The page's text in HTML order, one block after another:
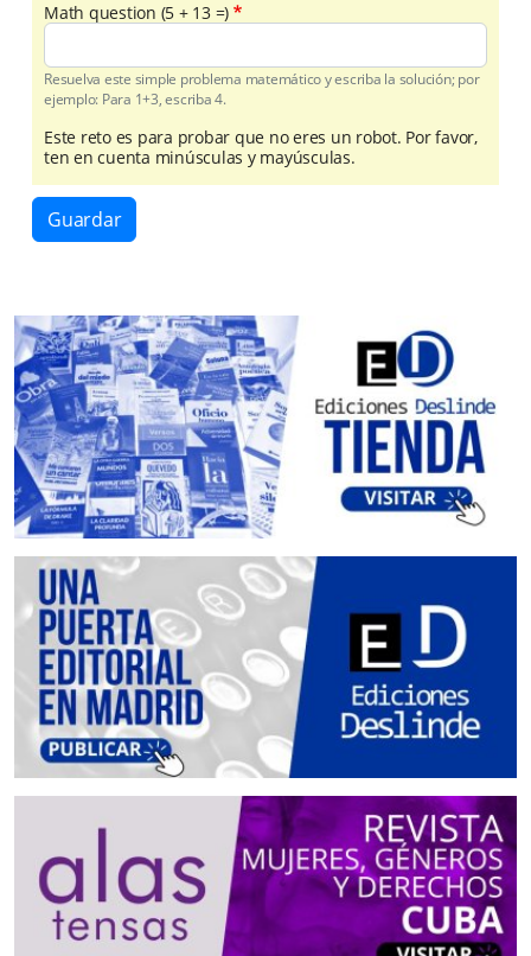
Math question (5 + 13 =)
Resuelva este simple problema matemático y escriba la solución; por
ejemplo: Para 1+3, escriba 4.
Este reto es para probar que no eres un robot. Por favor,
ten en cuenta minúsculas y mayúsculas.
Guardar